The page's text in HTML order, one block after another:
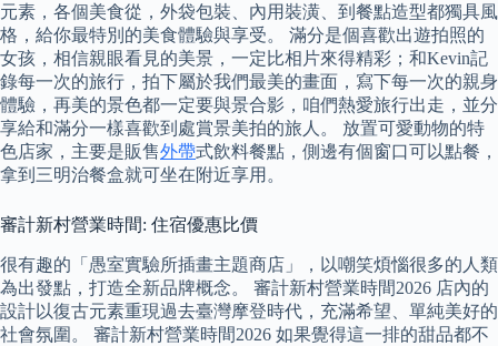
元素，各個美食從，外袋包裝、內用裝潢、到餐點造型都獨具風
格，給你最特別的美食體驗與享受。 滿分是個喜歡出遊拍照的
女孩，相信親眼看見的美景，一定比相片來得精彩；和Kevin記
錄每一次的旅行，拍下屬於我們最美的畫面，寫下每一次的親身
體驗，再美的景色都一定要與景合影，咱們熱愛旅行出走，並分
享給和滿分一樣喜歡到處賞景美拍的旅人。 放置可愛動物的特
色店家，主要是販售外帶式飲料餐點，側邊有個窗口可以點餐，
拿到三明治餐盒就可坐在附近享用。
審計新村營業時間: 住宿優惠比價
很有趣的「愚室實驗所插畫主題商店」，以嘲笑煩惱很多的人類
為出發點，打造全新品牌概念。 審計新村營業時間2026 店內的
設計以復古元素重現過去臺灣摩登時代，充滿希望、單純美好的
社會氛圍。 審計新村營業時間2026 如果覺得這一排的甜品都不